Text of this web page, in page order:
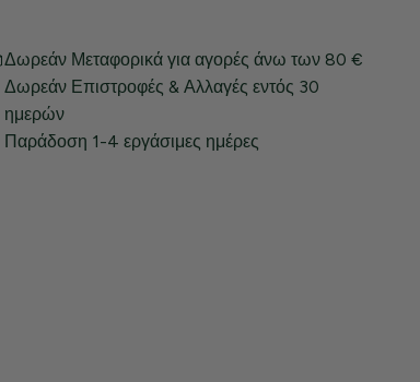
Δωρεάν Μεταφορικά για αγορές άνω των 80 €
Δωρεάν Επιστροφές & Αλλαγές εντός 30
ημερών
Παράδοση 1-4 εργάσιμες ημέρες